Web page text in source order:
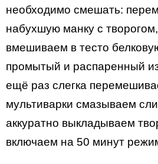
необходимо смешать:
набухшую манку с
вмешиваем в тесто
промытый и распаренный
ещё раз слегка
мультиварки смазываем
аккуратно выкладываем
включаем на 50 минут